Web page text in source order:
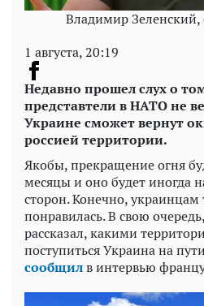
Владимир
1 августа, 20:19
Недавно прошел слух о
представтели в НАТО не
Украине сможет вернут
россией территории.
Якобы, прекращение огня
месяцы и оно будет иногда
сторон. Конечно,
понравилась. В свою
рассказал, какими
поступиться Украина на
сообщилв интервью